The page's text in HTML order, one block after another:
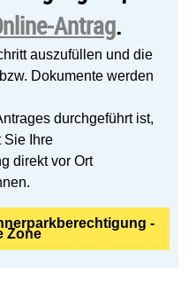
Antrag.
auszufüllen und die
Dokumente werden
durchgeführt ist,
Sie Ihre
direkt vor Ort
-
Zone